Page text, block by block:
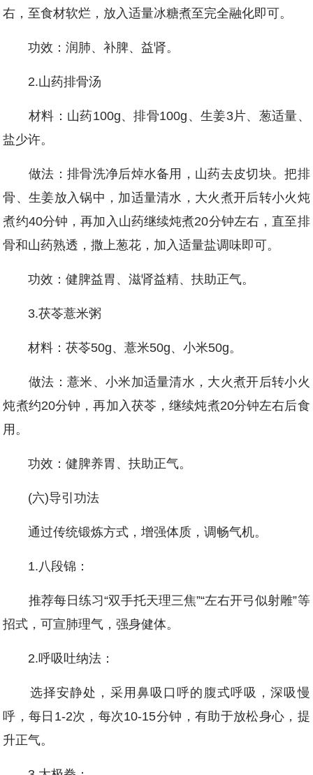
右，至食材软烂，放入适量冰糖煮至完全融化即可。
功效：润肺、补脾、益肾。
2.山药排骨汤
材料：山药100g、排骨100g、生姜3片、葱适量、
盐少许。
做法：排骨洗净后焯水备用，山药去皮切块。把排
骨、生姜放入锅中，加适量清水，大火煮开后转小火炖
煮约40分钟，再加入山药继续炖煮20分钟左右，直至排
骨和山药熟透，撒上葱花，加入适量盐调味即可。
功效：健脾益胃、滋肾益精、扶助正气。
3.茯苓薏米粥
材料：茯苓50g、薏米50g、小米50g。
做法：薏米、小米加适量清水，大火煮开后转小火
炖煮约20分钟，再加入茯苓，继续炖煮20分钟左右后食
用。
功效：健脾养胃、扶助正气。
(六)导引功法
通过传统锻炼方式，增强体质，调畅气机。
1.八段锦：
推荐每日练习“双手托天理三焦”“左右开弓似射雕”等
招式，可宣肺理气，强身健体。
2.呼吸吐纳法：
选择安静处，采用鼻吸口呼的腹式呼吸，深吸慢
呼，每日1-2次，每次10-15分钟，有助于放松身心，提
升正气。